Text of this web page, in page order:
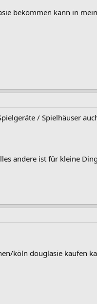
bekommen kann in
/ Spielhäuser
andere ist für kleine
köln douglasie kaufen